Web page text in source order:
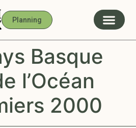
Planning
Basque
l’Océan
2000